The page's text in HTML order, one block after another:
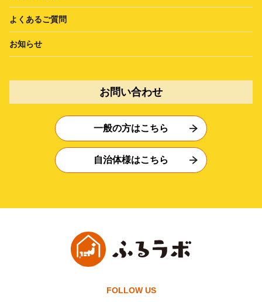
よくあるご質問
お知らせ
お問い合わせ
一般の方はこちら
自治体様はこちら
FOLLOW US